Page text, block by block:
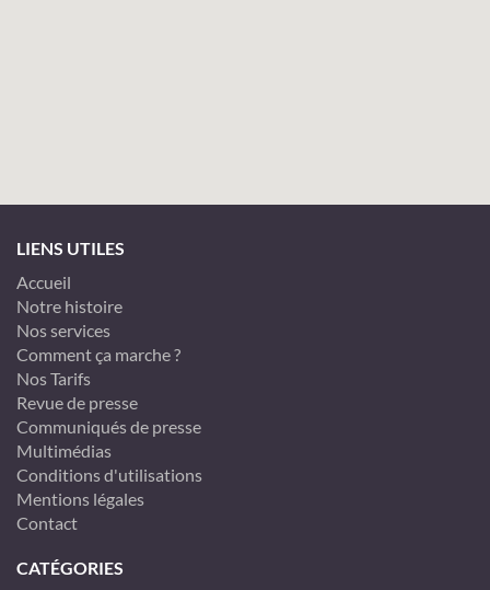
LIENS UTILES
Accueil
Notre histoire
Nos services
Comment ça marche ?
Nos Tarifs
Revue de presse
Communiqués de presse
Multimédias
Conditions d'utilisations
Mentions légales
Contact
CATÉGORIES